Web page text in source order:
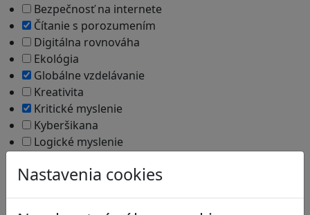
Nastavenia cookies
Bezpečnosť na internete
Čítanie s porozumením
Digitálna rovnováha
Ekológia
Globálne vzdelávanie
Kreativita
Kritické myslenie
Kyberšikana
Logické myslenie
Motorika a koncentrácia